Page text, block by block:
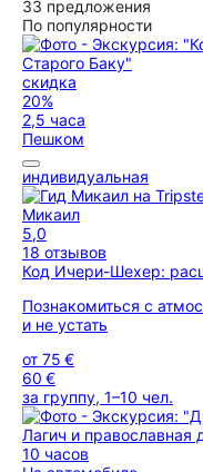
33 предложения
По популярности
скидка
20%
2,5 часа
Пешком
индивидуальная
Микаил
5,0
18 отзывов
Код Ичери-Шехер:
Познакомиться с
и не устать
от 75 €
60 €
за группу, 1–10 чел.
10 часов